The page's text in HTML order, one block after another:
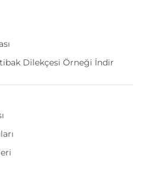
Dilekçesi Örneği İndir